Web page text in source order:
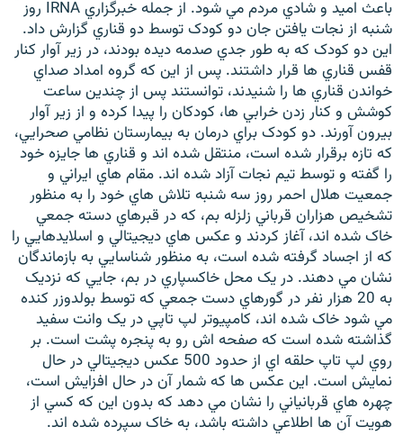
باعث اميد و شادي مردم مي شود. از جمله خبرگزاري IRNA روز
شنبه از نجات يافتن جان دو کودک توسط دو قناري گزارش داد.
اين دو کودک که به طور جدي صدمه ديده بودند، در زير آوار کنار
قفس قناري ها قرار داشتند. پس از اين که گروه امداد صداي
خواندن قناري ها را شنيدند، توانستند پس از چندين ساعت
کوشش و کنار زدن خرابي ها، کودکان را پيدا کرده و از زير آوار
بيرون آورند. دو کودک براي درمان به بيمارستان نظامي صحرايي،
که تازه برقرار شده است، منتقل شده اند و قناري ها جايزه خود
را گفته و توسط تيم نجات آزاد شده اند. مقام هاي ايراني و
جمعيت هلال احمر روز سه شنبه تلاش هاي خود را به منظور
تشخيص هزاران قرباني زلزله بم، که در قبرهاي دسته جمعي
خاک شده اند، آغاز کردند و عکس هاي ديجيتالي و اسلايدهايي را
که از اجساد گرفته شده است، به منظور شناسايي به بازماندگان
نشان مي دهند. در يک محل خاکسپاري در بم، جايي که نزديک
به 20 هزار نفر در گورهاي دست جمعي که توسط بولدوزر کنده
مي شود خاک شده اند، کامپيوتر لپ تاپي در يک وانت سفيد
گذاشته شده است که صفحه اش رو به پنجره پشت است. بر
روي لپ تاپ حلقه اي از حدود 500 عکس ديجيتالي در حال
نمايش است. اين عکس ها که شمار آن در حال افزايش است،
چهره هاي قربانياني را نشان مي دهد که بدون اين که کسي از
هويت آن ها اطلاعي داشته باشد، به خاک سپرده شده اند.